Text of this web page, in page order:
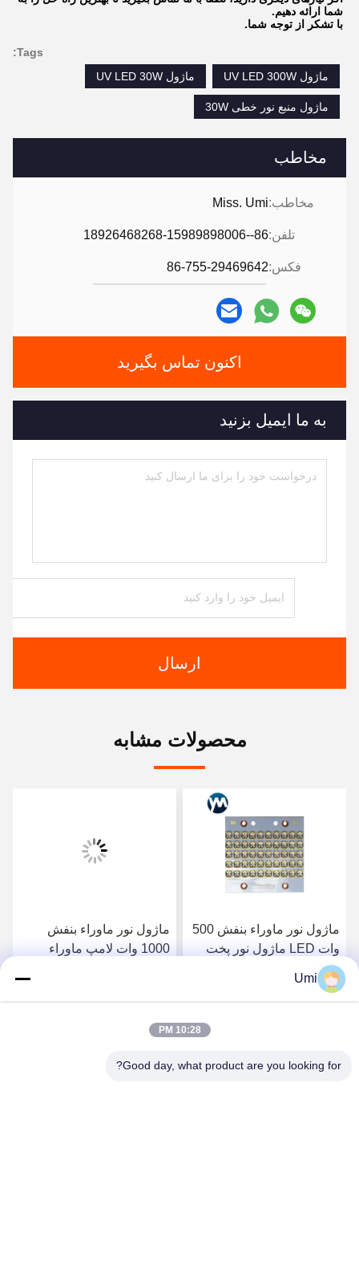
مخاطب
مخاطب:Miss. Umi
تلفن:86--18926468268-15989898006
فکس:86-755-29469642
اکنون تماس بگیرید
به ما ایمیل بزنید
ارسال
شما ارائه دهیم.
با تشکر از توجه شما.
Tags:
ماژول UV LED 300W
ماژول UV LED 30W
ماژول منبع نور خطی 30W
محصولات مشابه
ماژول نور ماوراء بنفش 500
وات LED ماژول نور پخت
LED 395 نانومتر
بهترین قیمت را دریافت
ماژول نور ماوراء بنفش
1000 وات لامپ ماوراء
بهترین قیمت را دریافت
Umi
10:28 PM
Good day, what product are you looking for?